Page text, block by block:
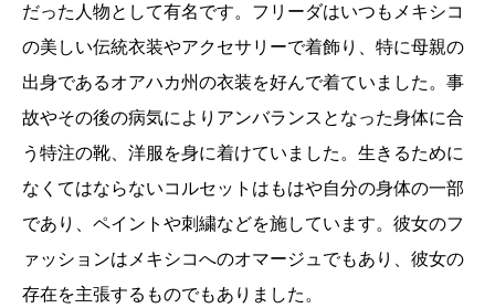
だった人物として有名です。フリーダはいつもメキシコ
の美しい伝統衣装やアクセサリーで着飾り、特に母親の
出身であるオアハカ州の衣装を好んで着ていました。事
故やその後の病気によりアンバランスとなった身体に合
う特注の靴、洋服を身に着けていました。生きるために
なくてはならないコルセットはもはや自分の身体の一部
であり、ペイントや刺繍などを施しています。彼女のフ
ァッションはメキシコへのオマージュでもあり、彼女の
存在を主張するものでもありました。